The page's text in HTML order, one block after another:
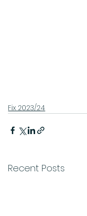
Fix 2023/24
Recent Posts